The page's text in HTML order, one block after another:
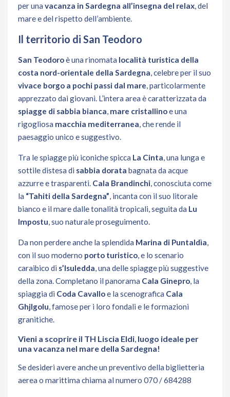
per una vacanza in Sardegna all’insegna del relax, del
mare e del rispetto dell’ambiente.
Il territorio di San Teodoro
San Teodoroè una rinomata località turistica della
costa nord-orientale della Sardegna, celebre per il suo
vivace borgo a pochi passi dal mare, particolarmente
apprezzato dai giovani. L’intera area è caratterizzata da
spiagge di sabbia bianca, mare cristallinoe una
rigogliosa macchia mediterranea, che rende il
paesaggio unico e suggestivo.
Tra le spiagge più iconiche spicca La Cinta, una lunga e
sottile distesa di sabbia dorata bagnata da acque
azzurre e trasparenti. Cala Brandinchi, conosciuta come
la “Tahiti della Sardegna”, incanta con il suo litorale
bianco e il mare dalle tonalità tropicali, seguita da Lu
Impostu, suo naturale proseguimento.
Da non perdere anche la splendida Marina di Puntaldìa,
con il suo moderno porto turistico, e lo scenario
caraibico di s’Isuledda, una delle spiagge più suggestive
della zona. Completano il panorama Cala Ginepro, la
spiaggia di Coda Cavalloe la scenografica Cala
Ghjlgolu, famose per i loro fondali e le formazioni
granitiche.
Vieni a scoprire il TH Liscia Eldi luogo ideale per
una vacanza nel mare della Sardegna!
Se desideri avere anche un preventivo della biglietteria
aerea o marittima chiama al numero 070 / 684288